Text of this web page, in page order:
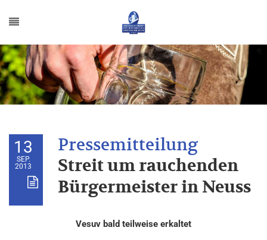
13
SEP.
2013
Streit um rauchenden
Bürgermeister in Neuss
Vesuv bald teilweise erkaltet